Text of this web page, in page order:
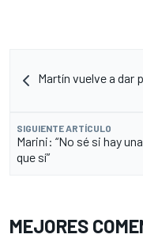
Martín vuelve a dar
SIGUIENTE ARTÍCULO
Marini: “No sé si hay
que sí”
MEJORES